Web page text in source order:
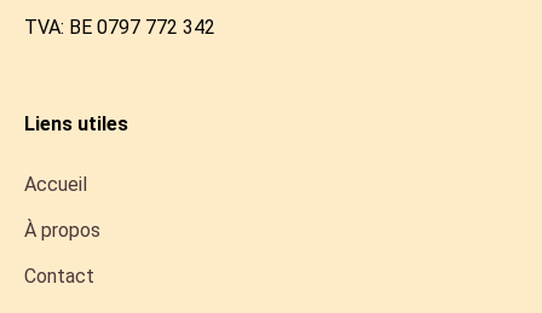
TVA: BE 0797 772 342
Liens utiles
Accueil
À propos
Contact